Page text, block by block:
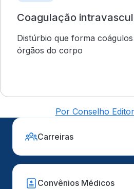
Coagulação
Distúrbio que forma
órgãos do corpo
Por Conselho
Carreiras
Convênios Médicos